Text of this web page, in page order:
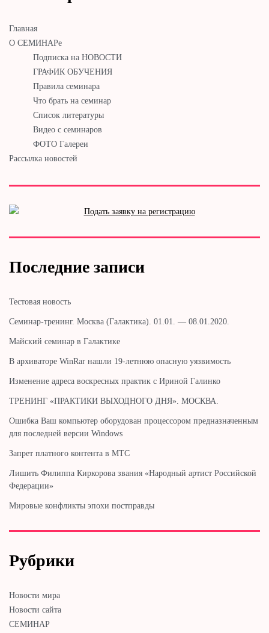
Главная
О СЕМИНАРе
Подписка на НОВОСТИ
ГРАФИК ОБУЧЕНИЯ
Правила семинара
Что брать на семинар
Список литературы
Видео с семинаров
ФОТО Галереи
Рассылка новостей
Последние записи
Тестовая новость
Cеминар-тренинг. Москва (Галактика). 01.01. — 08.01.2020.
Майский семинар в Галактике
В архиваторе WinRar нашли 19-летнюю опасную уязвимость
Изменение адреса воскресных практик с Ириной Галинко
ТРЕНИНГ «ПРАКТИКИ ВЫХОДНОГО ДНЯ». МОСКВА.
Ошибка Ваш компьютер оборудован процессором предназначенным
для последней версии Windows
Запрет платного контента в МТС
Лишить Филиппа Киркорова звания «Народный артист Российской
Федерации»
Мировые конфликты эпохи постправды
Рубрики
Новости мира
Новости сайта
СЕМИНАР